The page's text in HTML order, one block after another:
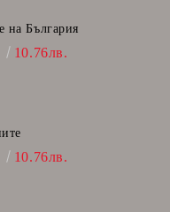
на България
10.76лв.
10.76лв.